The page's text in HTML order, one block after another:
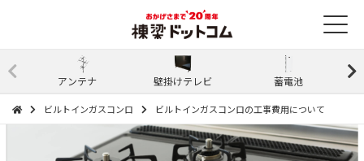
アンテナ 壁掛けテレビ 蓄電池
ビルトインガスコンロ ビルトインガスコンロの工事費用について